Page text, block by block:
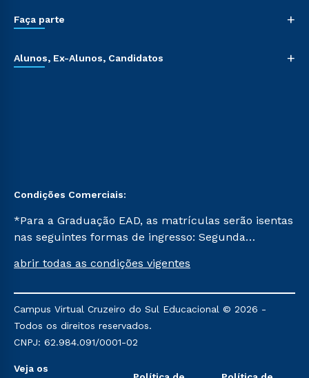
Faça parte +
Alunos, Ex-Alunos, Candidatos +
Condições Comerciais:
*Para a Graduação EAD, as matrículas serão isentas
nas seguintes formas de ingresso: Segunda
Já para as demais, a taxa de matrícula será de R$
mencionadas são referentes aos cursos: Ensino
Religioso, Geografia para a Docência e Metodologia
do Ensino de História: Questões Atuais.
abrir todas as condições vigentes
Campus Virtual Cruzeiro do Sul Educacional © 2026 -
Todos os direitos reservados.
CNPJ: 62.984.091/0001-02
Veja os